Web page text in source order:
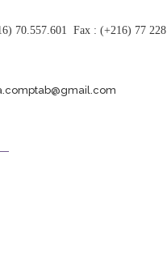
70.557.601 Fax : (+216) 77 228